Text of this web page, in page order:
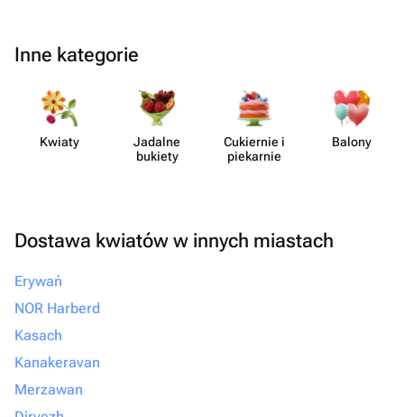
Inne kategorie
Kwiaty
Jadalne
bukiety
Cukiernie i
piekarnie
Balony
Dostawa kwiatów w innych miastach
Erywań
NOR Harberd
Kasach
Kanakeravan
Merzawan